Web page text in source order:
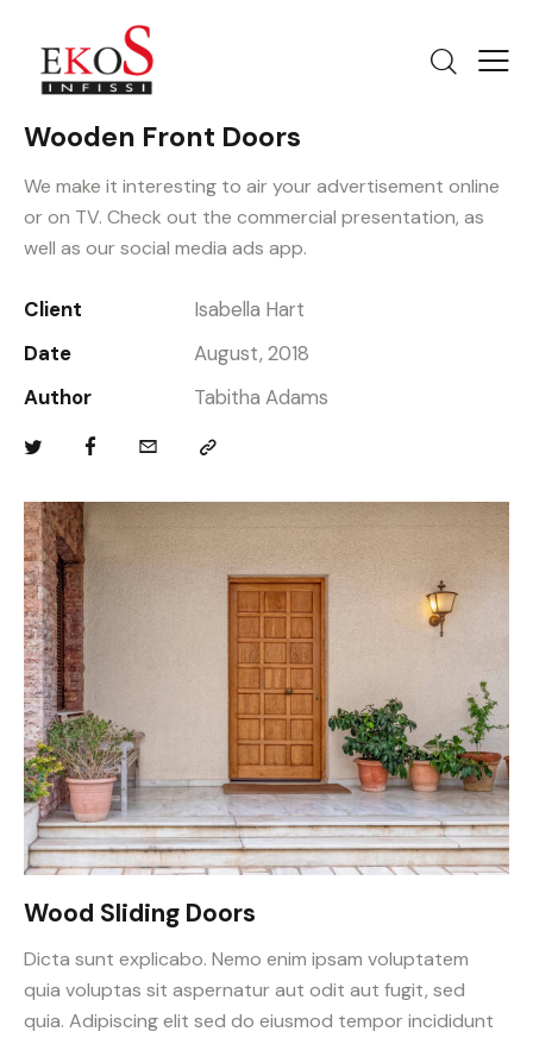
Wooden Front Doors
Wood Sliding Doors
Dicta sunt explicabo. Nemo enim ipsam voluptatem
quia voluptas sit aspernatur aut odit aut fugit, sed
quia. Adipiscing elit sed do eiusmod tempor incididunt
We make it interesting to air your advertisement online
or on TV. Check out the commercial presentation, as
well as our social media ads app.
Client
Isabella Hart
Date
August, 2018
Author
Tabitha Adams